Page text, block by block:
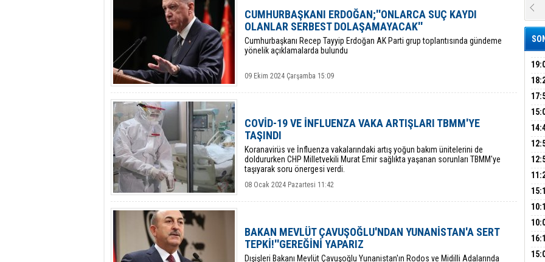
CUMHURBAŞKANI ERDOĞAN;''ONLARCA SUÇ KAYDI
OLANLAR SERBEST DOLAŞAMAYACAK''
Cumhurbaşkanı Recep Tayyip Erdoğan AK Parti grup toplantısında gündeme
yönelik açıklamalarda bulundu
09 Ekim 2024 Çarşamba 15:09
COVİD-19 VE İNFLUENZA VAKA ARTIŞLARI TBMM'YE
TAŞINDI
Koranavirüs ve İnfluenza vakalarındaki artış yoğun bakım ünitelerini de
doldururken CHP Milletvekili Murat Emir sağlıkta yaşanan sorunları TBMM'ye
taşıyarak soru önergesi verdi.
08 Ocak 2024 Pazartesi 11:42
BAKAN MEVLÜT ÇAVUŞOĞLU'NDAN YUNANİSTAN'A SERT
TEPKİ!''GEREĞİNİ YAPARIZ
Dışişleri Bakanı Mevlüt Çavuşoğlu Yunanistan'ın Rodos ve Midilli Adalarında
KIR
VE